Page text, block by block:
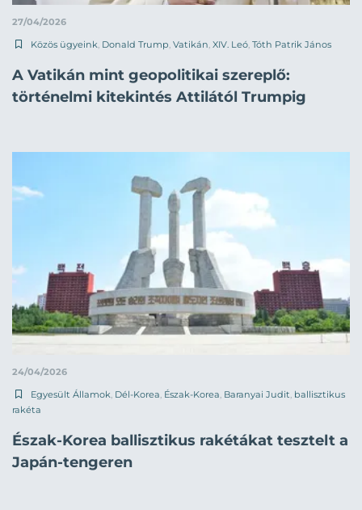
27/04/2026
Közös ügyeink Donald Trump Vatikán XIV. Leó Tóth Patrik János
A Vatikán mint geopolitikai szereplő:
történelmi kitekintés Attilától Trumpig
24/04/2026
Egyesült Államok, Dél-Korea, Észak-Korea, Baranyai Judit, ballisztikus
rakéta
Észak-Korea ballisztikus rakétákat tesztelt a
Japán-tengeren